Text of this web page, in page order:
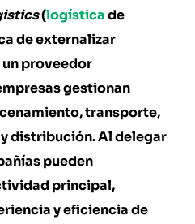
(logísticade
de externalizar
un proveedor
gestionan
transporte,
y distribución. Al delegar
pueden
principal,
y eficiencia de